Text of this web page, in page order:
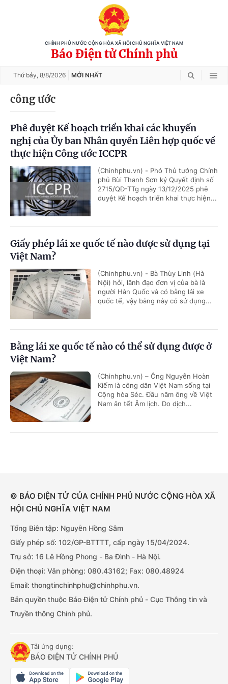
CHÍNH PHỦ NƯỚC CỘNG HÒA XÃ HỘI CHỦ NGHĨA VIỆT NAM
Báo Điện tử Chính phủ
Thứ bảy, 8/8/2026 MỚI NHẤT
công ước
Phê duyệt Kế hoạch triển khai các khuyến
nghị của Ủy ban Nhân quyền Liên hợp quốc về
thực hiện Công ước ICCPR
(Chinhphu.vn) - Phó Thủ tướng Chính
phủ Bùi Thanh Sơn ký Quyết định số
2715/QĐ-TTg ngày 13/12/2025 phê
duyệt Kế hoạch triển khai thực hiện...
Giấy phép lái xe quốc tế nào được sử dụng tại
Việt Nam?
(Chinhphu.vn) - Bà Thùy Linh (Hà
Nội) hỏi, lãnh đạo đơn vị của bà là
người Hàn Quốc và có bằng lái xe
quốc tế, vậy bằng này có sử dụng...
Bằng lái xe quốc tế nào có thể sử dụng được ở
Việt Nam?
(Chinhphu.vn) – Ông Nguyễn Hoàn
Kiếm là công dân Việt Nam sống tại
Cộng hòa Séc. Đầu năm ông về Việt
Nam ăn tết Âm lịch. Do dịch...
© BÁO ĐIỆN TỬ CỦA CHÍNH PHỦ NƯỚC CỘNG HÒA XÃ
HỘI CHỦ NGHĨA VIỆT NAM
Tổng Biên tập: Nguyễn Hồng Sâm
Giấy phép số: 102/GP-BTTTT, cấp ngày 15/04/2024.
Trụ sở: 16 Lê Hồng Phong - Ba Đình - Hà Nội.
Điện thoại: Văn phòng: 080.43162; Fax: 080.48924
Email: thongtinchinhphu@chinhphu.vn.
Bản quyền thuộc Báo Điện tử Chính phủ - Cục Thông tin và
Truyền thông Chính phủ.
Tải ứng dụng:
BÁO ĐIỆN TỬ CHÍNH PHỦ